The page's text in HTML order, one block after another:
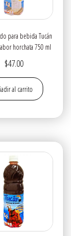
para bebida Tucán
horchata 750 ml
$47.00
al carrito